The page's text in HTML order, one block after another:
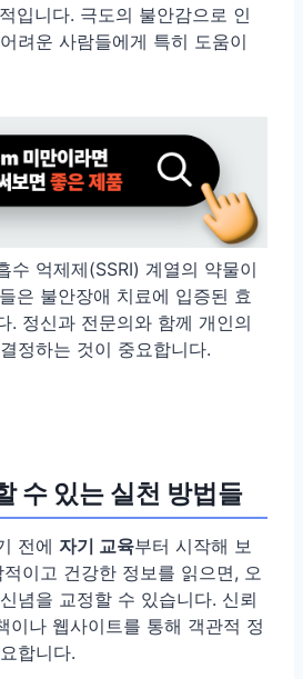
입니다. 극도의 불안감으로 인
려운 사람들에게 특히 도움이
수 억제제(SSRI) 계열의 약물이
은 불안장애 치료에 입증된 효
. 정신과 전문의와 함께 개인의
정하는 것이 중요합니다.
수 있는 실천 방법들
전에 자기 교육부터 시작해 보
이고 건강한 정보를 읽으면, 오
념을 교정할 수 있습니다. 신뢰
이나 웹사이트를 통해 객관적 정
합니다.